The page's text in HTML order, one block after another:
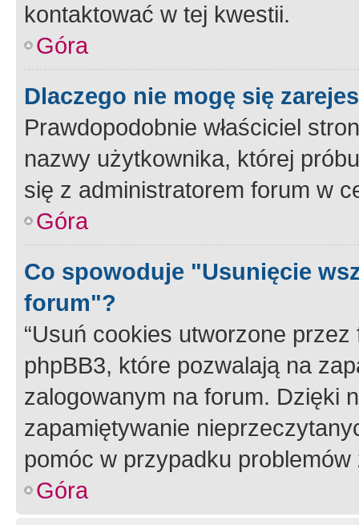
kontaktować w tej kwestii.
Góra
Dlaczego nie mogę się
Prawdopodobnie właściciel
nazwy użytkownika, której
się z administratorem forum w
Góra
Co spowoduje "Usunięcie
forum"?
“Usuń cookies utworzone
phpBB3, które pozwalają na
zalogowanym na forum. Dzięki
zapamiętywanie
pomóc w przypadku
Góra